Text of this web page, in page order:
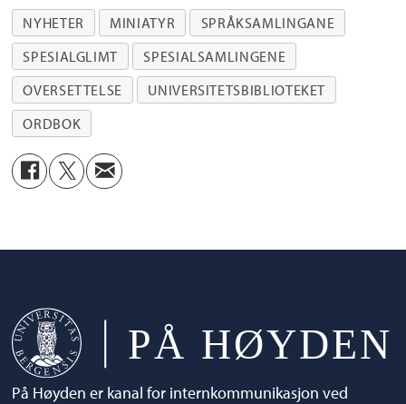
Billedsamlingen,Skeivt arkivog
Språksamlingene, godbiter fra samlingenes
spennende og varierte materiale i form av
tekst, bilder og film.
NYHETER MINIATYR
SPRÅKSAMLINGANE
SPESIALGLIMT
SPESIALSAMLINGENE
OVERSETTELSE
UNIVERSITETSBIBLIOTEKET
ORDBOK
På Høyden er kanal for internkommunikasjon ved